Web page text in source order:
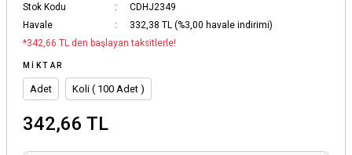
Stok Kodu
CDHJ2349
Havale
332,38 TL (%3,00 havale indirimi)
*342,66 TL den başlayan taksitlerle!
MIKTAR
Adet Koli ( 100 Adet )
342,66 TL